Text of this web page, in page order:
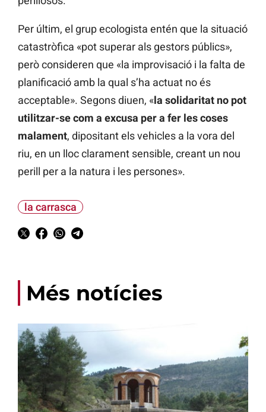
Per últim, el grup ecologista entén que la situació
catastròfica «pot superar als gestors públics»,
però consideren que «la improvisació i la falta de
planificació amb la qual s’ha actuat no és
acceptable». Segons diuen, «la solidaritat no pot
utilitzar-se com a excusa per a fer les coses
malament, dipositant els vehicles a la vora del
riu, en un lloc clarament sensible, creant un nou
perill per a la natura i les persones».
la carrasca
Més notícies